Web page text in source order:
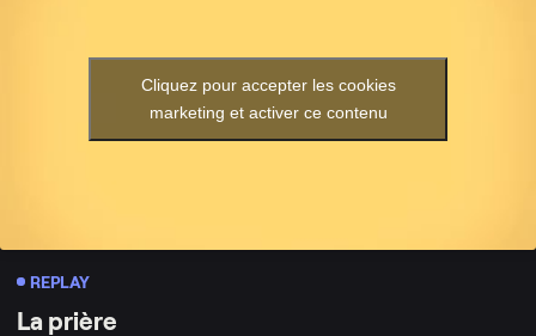
Cliquez pour accepter les cookies
marketing et activer ce contenu
REPLAY
La prière